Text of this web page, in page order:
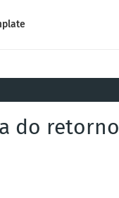
do retorno